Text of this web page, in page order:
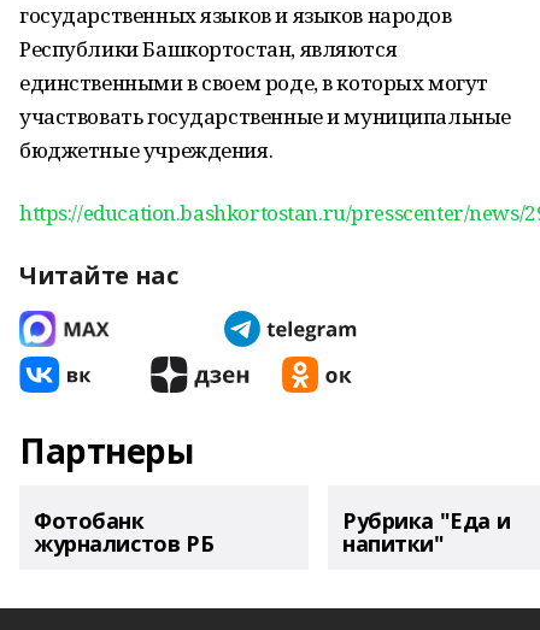
государственных языков и языков народов
Республики Башкортостан, являются
единственными в своем роде, в которых могут
участвовать государственные и муниципальные
бюджетные учреждения.
https://education.bashkortostan.ru/presscenter/news/
Читайте нас
Партнеры
Фотобанк
журналистов РБ
Рубрика "Еда и
напитки"